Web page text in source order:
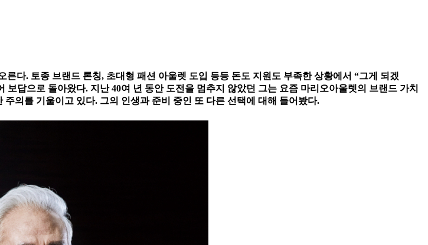
다. 토종 브랜드 론칭, 초대형 패션 아울렛 도입 등등 돈도 지원도 부족한 상황에서 “그게 되겠
답으로 돌아왔다. 지난 40여 년 동안 도전을 멈추지 않았던 그는 요즘 마리오아울렛의 브랜드 가치
의를 기울이고 있다. 그의 인생과 준비 중인 또 다른 선택에 대해 들어봤다.